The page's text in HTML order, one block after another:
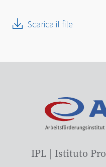
Scarica il file
IPL | Istituto